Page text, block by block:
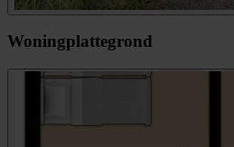
Woningplattegrond